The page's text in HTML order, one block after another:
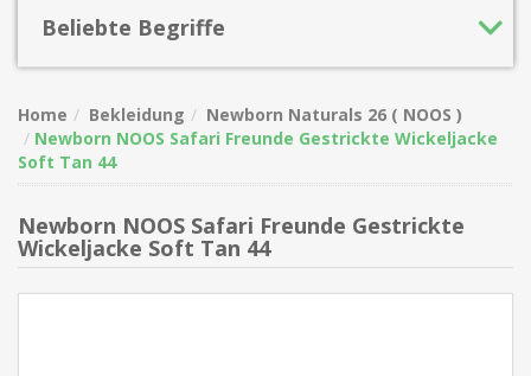
Beliebte Begriffe
Home Bekleidung
Newborn Naturals 26 ( NOOS )
Newborn NOOS Safari Freunde Gestrickte Wickeljacke
Soft Tan 44
Newborn NOOS Safari Freunde Gestrickte
Wickeljacke Soft Tan 44